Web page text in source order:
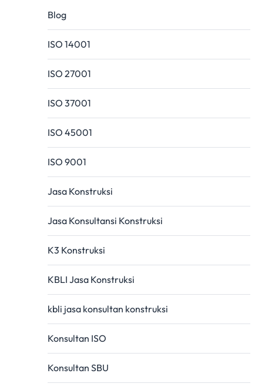
Blog
ISO 14001
ISO 27001
ISO 37001
ISO 45001
ISO 9001
Jasa Konstruksi
Jasa Konsultansi Konstruksi
K3 Konstruksi
KBLI Jasa Konstruksi
kbli jasa konsultan konstruksi
Konsultan ISO
Konsultan SBU